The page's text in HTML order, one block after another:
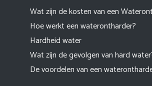
Wat zijn de kosten van een
Hoe werkt een waterontharder?
Hardheid water
Wat zijn de gevolgen van hard
De voordelen van een